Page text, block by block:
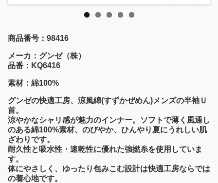
商品番号：98416
メーカ：グンゼ（株）
品番：KQ6416
素材：綿100%
グンゼの快適工房、涼風綿(すずかぜめん)メンズの半袖Ｕ
首。
涼やかなシャリ感が魅力のインナー。ソフトで薄く風通し
のある綿100%素材、のびやか、ひんやり夏にうれしい肌
ざわりです。
耐久性と吸水性・速乾性に優れた強撚糸を使用していま
す。
体にやさしく、ゆったり包みこむ設計は快適工房ならでは
の着心地です。